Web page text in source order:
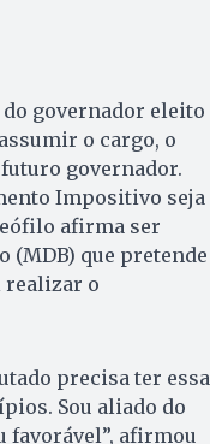
do governador eleito
o cargo, o
governador.
Impositivo seja
afirma ser
(MDB) que pretende
realizar o
precisa ter essa
Sou aliado do
favorável”, afirmou